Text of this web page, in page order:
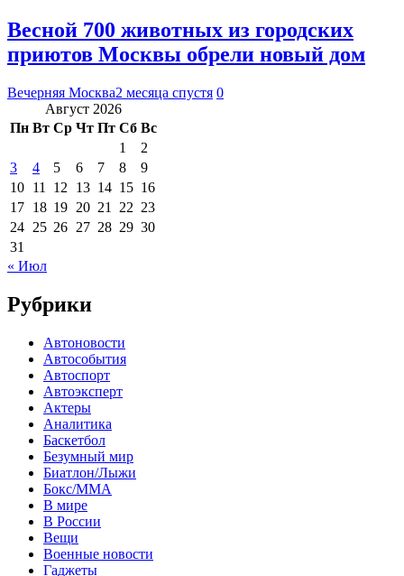
Весной 700 животных из городских
приютов Москвы обрели новый дом
Вечерняя Москва2 месяца спустя 0
Август 2026
Пн Вт Ср Чт Пт Сб Вс
1
2
3
4 5 6 7 8
9
10 11 12 13 14 15 16
17 18 19 20 21 22 23
24 25 26 27 28 29 30
31
« Июл
Рубрики
Автоновости
Автособытия
Автоспорт
Автоэксперт
Актеры
Аналитика
Баскетбол
Безумный мир
Биатлон/Лыжи
Бокс/MMA
В мире
В России
Вещи
Военные новости
Гаджеты